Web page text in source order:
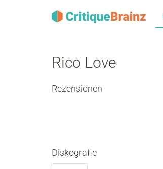
Rico Love
Rezensionen
Diskografie